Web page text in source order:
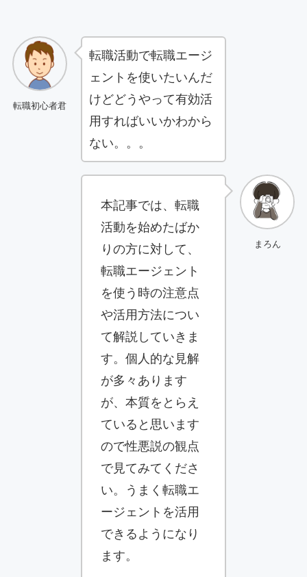
転職初心者君
転職活動で転職エージ
ェントを使いたいんだ
けどどうやって有効活
用すればいいかわから
ない。。。
まろん
本記事では、転職
活動を始めたばか
りの方に対して、
転職エージェント
を使う時の注意点
や活用方法につい
て解説していきま
す。個人的な見解
が多々あります
が、本質をとらえ
ていると思います
ので性悪説の観点
で見てみてくださ
い。うまく転職エ
ージェントを活用
できるようになり
ます。